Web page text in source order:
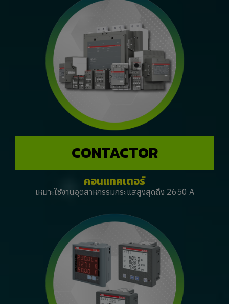
CONTACTOR
คอนแทคเตอร์
เหมาะใช้งานอุตสาหกรรมกระแสสูงสุดถึง 2650 A